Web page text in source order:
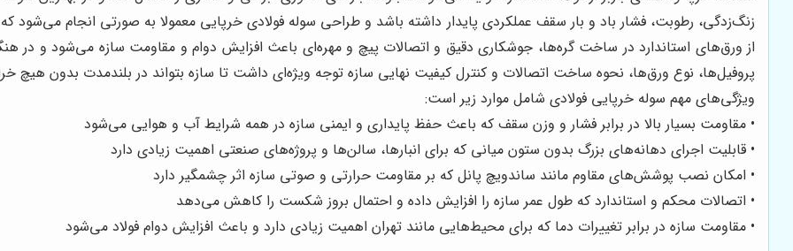
زنگ‌زدگی، رطوبت، فشار باد و بار سقف عملکردی پایدار داشته باشد و طراحی سوله فولادی خرپایی معمولا به صورتی انجام می‌شود
از ورق‌های استاندارد در ساخت گره‌ها، جوشکاری دقیق و اتصالات پیچ و مهره‌ای باعث افزایش دوام و مقاومت سازه می‌شود و در
پروفیل‌ها، نوع ورق‌ها، نحوه ساخت اتصالات و کنترل کیفیت نهایی سازه توجه ویژه‌ای داشت تا سازه بتواند در بلندمدت بدون هیچ
ویژگی‌های مهم سوله خرپایی فولادی شامل موارد زیر است:
• مقاومت بسیار بالا در برابر فشار و وزن سقف که باعث حفظ پایداری و ایمنی سازه در همه شرایط آب و هوایی می‌شود
• قابلیت اجرای دهانه‌های بزرگ بدون ستون میانی که برای انبارها، سالن‌ها و پروژه‌های صنعتی اهمیت زیادی دارد
• امکان نصب پوشش‌های مقاوم مانند ساندویچ پانل که بر مقاومت حرارتی و صوتی سازه اثر چشمگیر دارد
• اتصالات محکم و استاندارد که طول عمر سازه را افزایش داده و احتمال بروز شکست را کاهش می‌دهد
• مقاومت سازه در برابر تغییرات دما که برای محیط‌هایی مانند تهران اهمیت زیادی دارد و باعث افزایش دوام فولاد می‌شود